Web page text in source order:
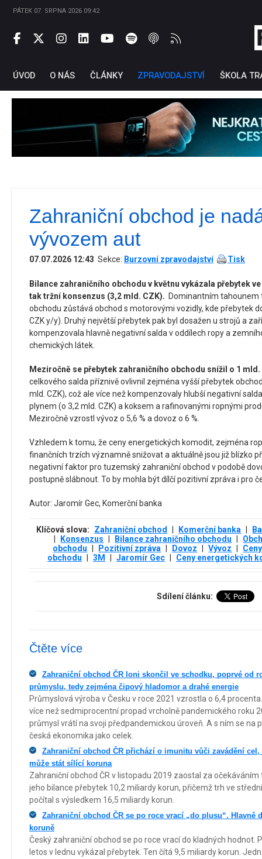
PÁTEK 07. SRPNA 2026 09:42
ÚVOD O NÁS ČLÁNKY ZPRAVODAJSTVÍ ŠKOLA
Zahraniční obchod je
vývozem aut
07.07.2026 12:43 Sekce: Burzovní zpravodajství Tisk
Bilance zahraničního obchodu v květnu vykázala přebytek
tak tržní konsenzus (3,2 mld. CZK). Dominantním
obchodu zůstává obchod s motorovými vozidly, kde přebytek
CZK y/y). Druhý největší přebytek pak byl dosažen u strojů a
kompenzovala hlavně negativní salda v oddílech ropy a
chemických látek.
Meziročně se přebytek zahraničního obchodu snížil o 1 mld.
celkového salda příznivě ovlivnil zejména vyšší přebytek
mld. CZK), což ale více než kompenzovaly hlubší negativní
plynem (o 3,2 mld. CZK) a koksem a rafinovanými ropnými
Meziročně vzrostl vývoz o 5,6 % a dovoz o 6 %.
Vzhledem k tomu, že ceny energetických komodit, zejména
finančních trzích významně snižovat a aktuálně jsou již blízko
negativní faktor pro tuzemský zahraniční obchod v podobě
postupně slábnout. To by mohla být dílčí pozitivní zpráva i pro
Autor: Jaromír Gec, Komerční banka
Klíčová slova: Zahraniční obchod Komerční banka
Konsenzus Bilance zahraničního obchodu
obchodu
Pozitivní zpráva Dovoz Vývoz
Ceny
obchodu
3М Jaromír Gec Ceny energetických
Sdílení článku:
Čtěte více
Zahraniční obchod ČR loni skončil ve schodku, poprvé od
průmyslu, tedy zejména čipový hladomor a drahé energie
Průmyslová výroba v Česku v roce 2021 vzrostla o 6,4
více než sedmiprocentní propad vrcholně pandemického roku
průmysl vrátí na svoji předpandemickou úroveň. A s ním se na
česká ekonomika jako celek.
Zahraniční obchod ČR přichází o imunitu vůči zavádění
může stát sílící koruna
Zahraniční obchod ČR v listopadu 2019 zaostal za
jeho bilance přebytek 10,2 miliardy korun, přičemž trh ve
počítal s výsledkem 16,5 miliardy korun.
Zahraniční obchod ČR se po roce vrací „do plusu“. Hlavně
koruně
Český zahraniční obchod se po roce vrací do kladných hodnot.
letos v lednu vykázal přebytek. Ten čítá 9,5 miliardy korun.